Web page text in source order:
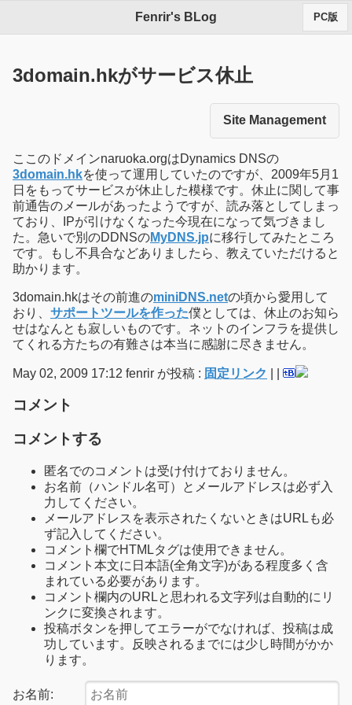
Fenrir's BLog PC版
3domain.hkがサービス休止
Site Management
ここのドメインnaruoka.orgはDynamics DNSの
3domain.hkを使って運用していたのですが、2009年5月1
日をもってサービスが休止した模様です。休止に関して事
前通告のメールがあったようですが、読み落としてしまっ
ており、IPが引けなくなった今現在になって気づきまし
た。急いで別のDDNSのMyDNS.jpに移行してみたところ
です。もし不具合などありましたら、教えていただけると
助かります。
3domain.hkはその前進のminiDNS.netの頃から愛用して
おり、 サポートツールを作った僕としては、休止のお知ら
せはなんとも寂しいものです。ネットのインフラを提供し
てくれる方たちの有難さは本当に感謝に尽きません。
May 02, 2009 17:12 fenrir が投稿 : 固定リンク
コメント
コメントする
匿名でのコメントは受け付けておりません。
お名前（ハンドル名可）とメールアドレスは必ず入
力してください。
メールアドレスを表示されたくないときはURLも必
ず記入してください。
コメント欄でHTMLタグは使用できません。
コメント本文に日本語(全角文字)がある程度多く含
まれている必要があります。
コメント欄内のURLと思われる文字列は自動的にリ
ンクに変換されます。
投稿ボタンを押してエラーがでなければ、投稿は成
功しています。反映されるまでには少し時間がかか
ります。
お名前: